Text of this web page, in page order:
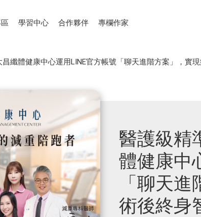
學習中心 合作夥伴 專欄作家
纖體健康中心運用LINE官方帳號「聊天進階方案」，實
醫護級精
體健康中
「聊天
術後終身